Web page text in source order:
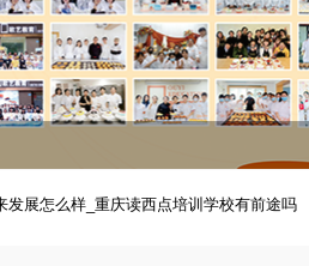
发展怎么样_重庆读西点培训学校有前途吗